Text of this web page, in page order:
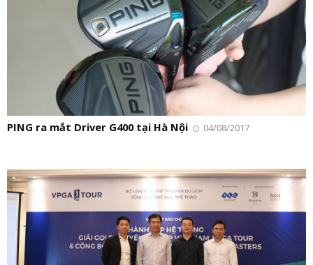
PING ra mắt Driver G400 tại Hà Nội 04/08/2017